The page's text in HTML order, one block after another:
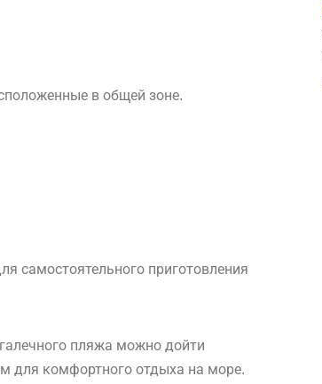
в общей зоне.
самостоятельного приготовления
пляжа можно дойти
для комфортного отдыха на море.